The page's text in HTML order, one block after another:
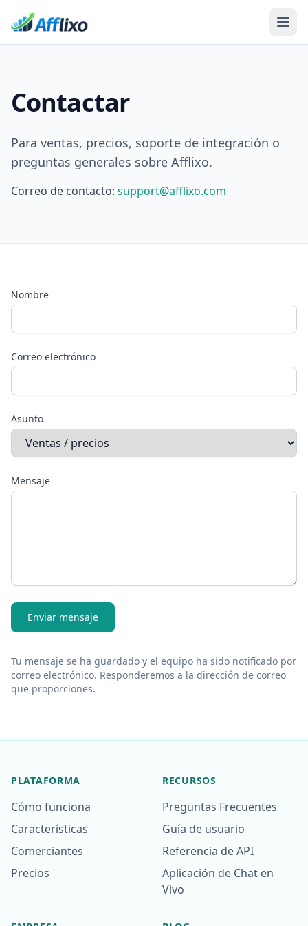
Contactar
Para ventas, precios, soporte de integración o
preguntas generales sobre Afflixo.
Correo de contacto: support@afflixo.com
Nombre
Correo electrónico
Asunto
Mensaje
Enviar mensaje
Tu mensaje se ha guardado y el equipo ha sido notificado por
correo electrónico. Responderemos a la dirección de correo
que proporciones.
PLATAFORMA
Cómo funciona
Características
Comerciantes
Precios
RECURSOS
Preguntas Frecuentes
Guía de usuario
Referencia de API
Aplicación de Chat en
Vivo